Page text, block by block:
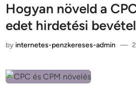
Hogyan növeld a
edet hirdetési
by internetes-penzkereses-admin —